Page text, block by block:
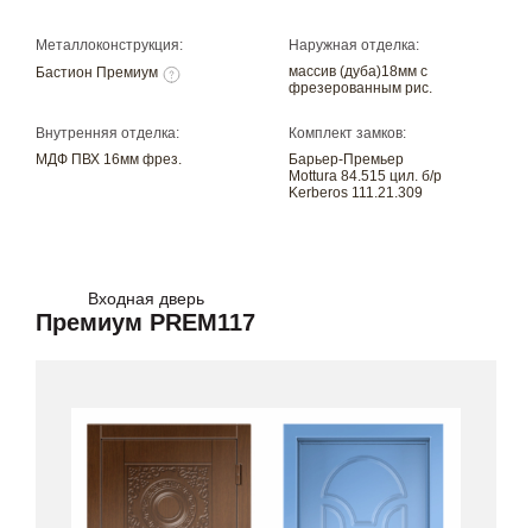
Металлоконструкция:
Бастион Премиум
Наружная отделка:
массив (дуба)18мм с
фрезерованным рис.
Внутренняя отделка:
МДФ ПВХ 16мм фрез.
Комплект замков:
Барьер-Премьер
Mottura 84.515 цил. б/р
Kerberos 111.21.309
Входная дверь
Премиум PREM117